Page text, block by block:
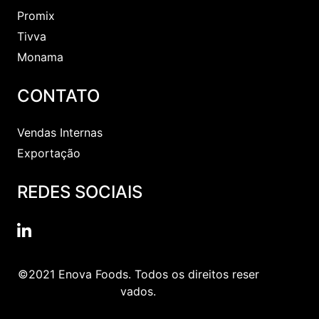
Promix
Tivva
Monama
CONTATO
Vendas Internas
Exportação
REDES SOCIAIS
©2021 Enova Foods. Todos os direitos reser
vados.